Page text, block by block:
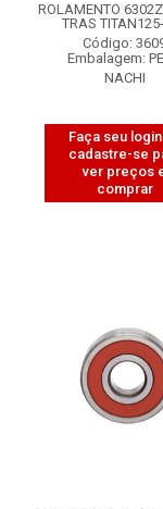
ROLAMENTO
TRAS
Código:
Embalagem:
NACHI
Faça seu
cadastre-se
ver preços
comprar